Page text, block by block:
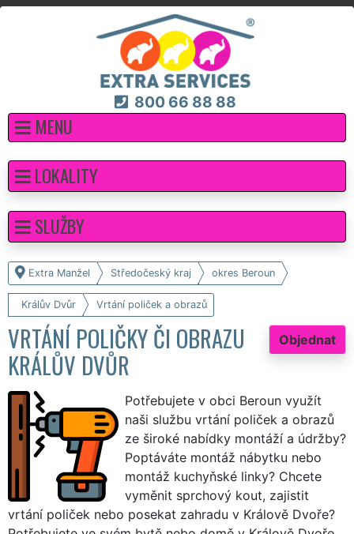
800 66 88 88
MENU
Extra Manžel Středočeský kraj okres Beroun
Králův Dvůr Vrtání poliček a obrazů
Objednat
VRTÁNÍ POLIČKY ČI OBRAZU
KRÁLŮV DVŮR
Potřebujete v obci Beroun využít
naši službu vrtání poliček a obrazů
ze široké nabídky montáží a údržby?
Poptáváte montáž nábytku nebo
montáž kuchyňské linky? Chcete
vyměnit sprchový kout, zajistit
vrtání poliček nebo posekat zahradu v Králově Dvoře?
LOKALITY
SLUŽBY